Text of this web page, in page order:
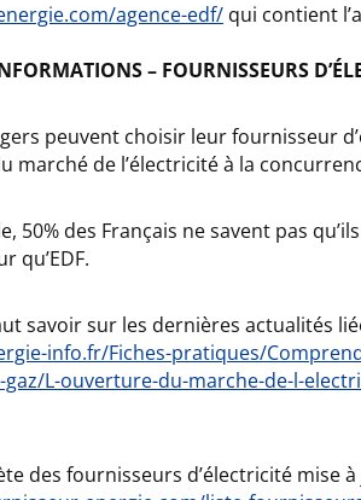
agence-edf/ qui contient
– FOURNISSEURS
peuvent choisir leur fournisseur
marché de l’électricité à la
50% des Français ne savent pas
qu’EDF.
savoir sur les dernières actualités
info.fr/Fiches-pratiques/
L-ouverture-du-marche-de-l-
des fournisseurs d’électricité mise